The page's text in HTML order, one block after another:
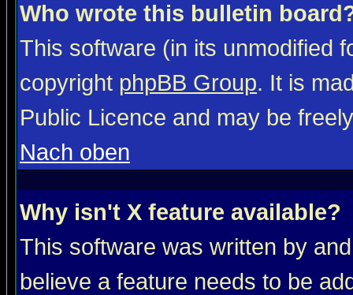
Who wrote this bulletin
This software (in its unmodified
copyright phpBB Group. It is
Public Licence and may be
Nach oben
Why isn't X feature available?
This software was written by
believe a feature needs to be